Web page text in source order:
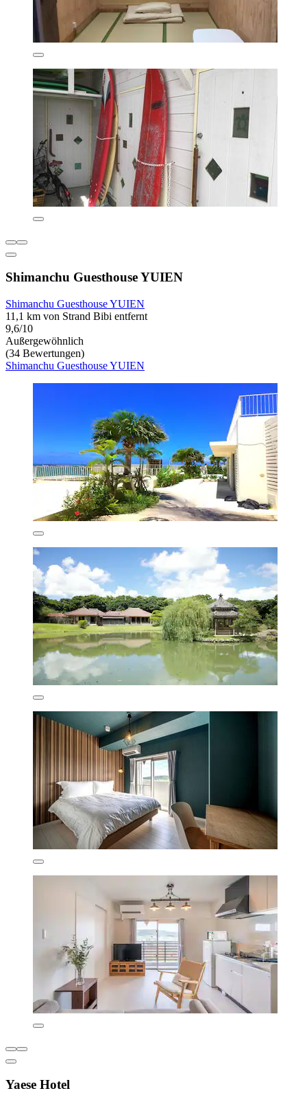
Shimanchu Guesthouse YUIEN
Shimanchu Guesthouse YUIEN
11,1 km von Strand Bibi entfernt
9,6/10
Außergewöhnlich
(34 Bewertungen)
Shimanchu Guesthouse YUIEN
Yaese Hotel